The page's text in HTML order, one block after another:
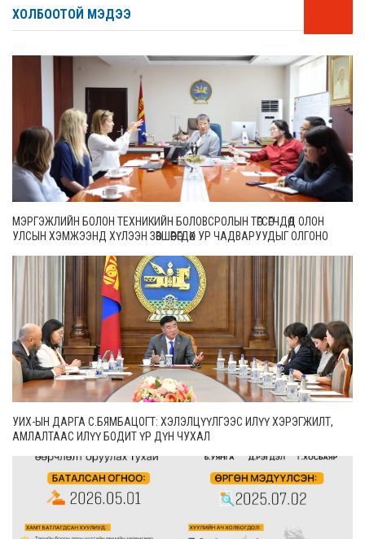
ХОЛБООТОЙ МЭДЭЭ
МЭРГЭЖЛИЙН БОЛОН ТЕХНИКИЙН БОЛОВСРОЛЫН ТӨГСӨГЧДӨД ОЛОН
УЛСЫН ХЭМЖЭЭНД ХҮЛЭЭН ЗӨВШӨӨРӨГДӨХ УР ЧАДВАРУУДЫГ ОЛГОНО
УИХ-ЫН ДАРГА С.БЯМБАЦОГТ: ХЭЛЭЛЦҮҮЛГЭЭС ИЛҮҮ ХЭРЭГЖИЛТ,
АМЛАЛТААС ИЛҮҮ БОДИТ ҮР ДҮН ЧУХАЛ